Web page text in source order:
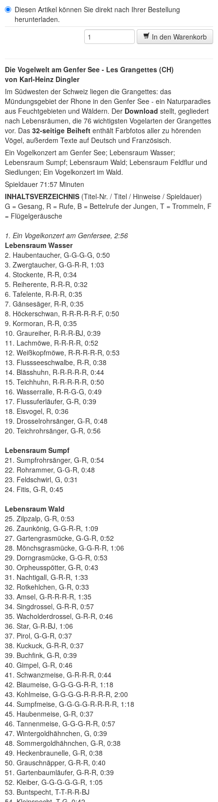
Diesen Artikel können Sie direkt nach Ihrer Bestellung
herunterladen.
In den Warenkorb
Die Vogelwelt am Genfer See - Les Grangettes (CH)
von Karl-Heinz Dingler
Im Südwesten der Schweiz liegen die Grangettes: das
Mündungsgebiet der Rhone in den Genfer See - ein Naturparadies
aus Feuchtgebieten und Wäldern. Der Download stellt, gegliedert
nach Lebensräumen, die 76 wichtigsten Vogelarten der Grangettes
vor. Das 32-seitige Beiheft enthält Farbfotos aller zu hörenden
Vögel, außerdem Texte auf Deutsch und Französisch.
Ein Vogelkonzert am Genfer See; Lebensraum Wasser;
Lebensraum Sumpf; Lebensraum Wald; Lebensraum Feldflur und
Siedlungen; Ein Vogelkonzert im Wald.
Spieldauer 71:57 Minuten
INHALTSVERZEICHNIS (Titel-Nr. / Titel / Hinweise / Spieldauer)
G = Gesang, R = Rufe, B = Bettelrufe der Jungen, T = Trommeln, F
= Flügelgeräusche
1. Ein Vogelkonzert am Genfersee, 2:56
Lebensraum Wasser
2. Haubentaucher, G-G-G-G, 0:50
3. Zwergtaucher, G-G-R-R, 1:03
4. Stockente, R-R, 0:34
5. Reiherente, R-R-R, 0:32
6. Tafelente, R-R-R, 0:35
7. Gänsesäger, R-R, 0:35
8. Höckerschwan, R-R-R-R-R-F, 0:50
9. Kormoran, R-R, 0:35
10. Graureiher, R-R-R-BJ, 0:39
11. Lachmöwe, R-R-R-R, 0:52
12. Weißkopfmöwe, R-R-R-R-R, 0:53
13. Flussseeschwalbe, R-R, 0:38
14. Blässhuhn, R-R-R-R-R, 0:44
15. Teichhuhn, R-R-R-R-R, 0:50
16. Wasserralle, R-R-G-G, 0:49
17. Flussuferläufer, G-R, 0:39
18. Eisvogel, R, 0:36
19. Drosselrohrsänger, G-R, 0:48
20. Teichrohrsänger, G-R, 0:56
Lebensraum Sumpf
21. Sumpfrohrsänger, G-R, 0:54
22. Rohrammer, G-G-R, 0:48
23. Feldschwirl, G, 0:31
24. Fitis, G-R, 0:45
Lebensraum Wald
25. Zilpzalp, G-R, 0:53
26. Zaunkönig, G-G-R-R, 1:09
27. Gartengrasmücke, G-G-R, 0:52
28. Mönchsgrasmücke, G-G-R-R, 1:06
29. Dorngrasmücke, G-G-R, 0:53
30. Orpheusspötter, G-R, 0:43
31. Nachtigall, G-R-R, 1:33
32. Rotkehlchen, G-R, 0:33
33. Amsel, G-R-R-R-R, 1:35
34. Singdrossel, G-R-R, 0:57
35. Wacholderdrossel, G-R-R, 0:46
36. Star, G-R-BJ, 1:06
37. Pirol, G-G-R, 0:37
38. Kuckuck, G-R-R, 0:37
39. Buchfink, G-R, 0:39
40. Gimpel, G-R, 0:46
41. Schwanzmeise, G-R-R-R, 0:44
42. Blaumeise, G-G-G-G-R-R, 1:18
43. Kohlmeise, G-G-G-G-R-R-R-R, 2:00
44. Sumpfmeise, G-G-G-G-R-R-R-R, 1:18
45. Haubenmeise, G-R, 0:37
46. Tannenmeise, G-G-G-R-R, 0:57
47. Wintergoldhähnchen, G, 0:39
48. Sommergoldhähnchen, G-R, 0:38
49. Heckenbraunelle, G-R, 0:38
50. Grauschnäpper, G-R-R, 0:40
51. Gartenbaumläufer, G-R-R, 0:39
52. Kleiber, G-G-G-G-G-R, 1:05
53. Buntspecht, T-T-R-R-BJ